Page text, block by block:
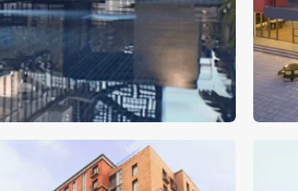
2 dormitorios 1 baño 2 parqueos 2